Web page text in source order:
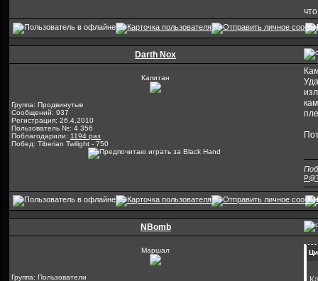
Darth Nox
Капитан
Группа: Продвинутые
Сообщений: 937
Регистрация: 26.4.2010
Пользователь №: 4 356
Поблагодарили: 1194 раз
Побед: Tiberian Twilight - 750
NBomb
Маршал
Группа: Пользователи